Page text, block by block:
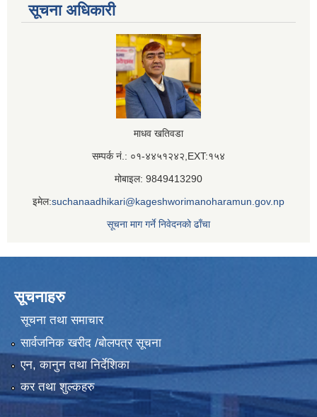
सूचना अधिकारी
माधव खतिवडा
सम्पर्क नं.: ०१-४४५१२४२,EXT:१५४
मोबाइल: 9849413290
इमेल:suchanaadhikari@kageshworimanoharamun.gov.np
सूचना माग गर्ने निवेदनको ढाँचा
सूचनाहरु
सूचना तथा समाचार
सार्वजनिक खरीद /बोलपत्र सूचना
एन, कानुन तथा निर्देशिका
कर तथा शुल्कहरु